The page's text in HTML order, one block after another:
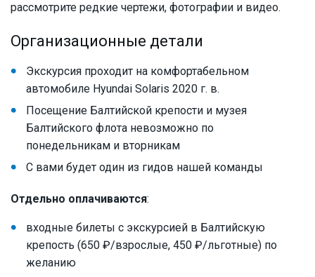
рассмотрите редкие чертежи, фотографии и видео.
Организационные детали
Экскурсия проходит на комфортабельном
автомобиле Hyundai Solaris 2020 г. в.
Посещение Балтийской крепости и музея
Балтийского флота невозможно по
понедельникам и вторникам
С вами будет один из гидов нашей команды
Отдельно оплачиваются:
входные билеты с экскурсией в Балтийскую
крепость (650 ₽/взрослые, 450 ₽/льготные) по
желанию